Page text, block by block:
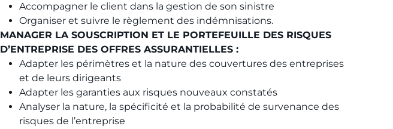
Accompagner le client dans la gestion de son sinistre
Organiser et suivre le règlement des indémnisations.
MANAGER LA SOUSCRIPTION ET LE PORTEFEUILLE DES RISQUES
D’ENTREPRISE DES OFFRES ASSURANTIELLES :
Adapter les périmètres et la nature des couvertures des entreprises
et de leurs dirigeants
Adapter les garanties aux risques nouveaux constatés
Analyser la nature, la spécificité et la probabilité de survenance des
risques de l’entreprise